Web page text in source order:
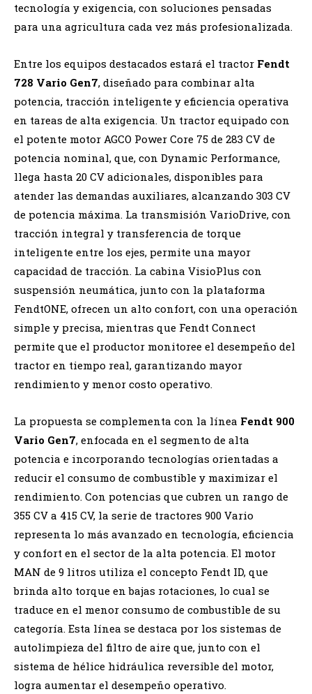
tecnología y exigencia, con soluciones pensadas
para una agricultura cada vez más profesionalizada.
Entre los equipos destacados estará el tractor Fendt
728 Vario Gen7, diseñado para combinar alta
potencia, tracción inteligente y eficiencia operativa
en tareas de alta exigencia. Un tractor equipado con
el potente motor AGCO Power Core 75 de 283 CV de
potencia nominal, que, con Dynamic Performance,
llega hasta 20 CV adicionales, disponibles para
atender las demandas auxiliares, alcanzando 303 CV
de potencia máxima. La transmisión VarioDrive, con
tracción integral y transferencia de torque
inteligente entre los ejes, permite una mayor
capacidad de tracción. La cabina VisioPlus con
suspensión neumática, junto con la plataforma
FendtONE, ofrecen un alto confort, con una operación
simple y precisa, mientras que Fendt Connect
permite que el productor monitoree el desempeño del
tractor en tiempo real, garantizando mayor
rendimiento y menor costo operativo.
La propuesta se complementa con la línea Fendt 900
Vario Gen7, enfocada en el segmento de alta
potencia e incorporando tecnologías orientadas a
reducir el consumo de combustible y maximizar el
rendimiento. Con potencias que cubren un rango de
355 CV a 415 CV, la serie de tractores 900 Vario
representa lo más avanzado en tecnología, eficiencia
y confort en el sector de la alta potencia. El motor
MAN de 9 litros utiliza el concepto Fendt ID, que
brinda alto torque en bajas rotaciones, lo cual se
traduce en el menor consumo de combustible de su
categoría. Esta línea se destaca por los sistemas de
autolimpieza del filtro de aire que, junto con el
sistema de hélice hidráulica reversible del motor,
logra aumentar el desempeño operativo.